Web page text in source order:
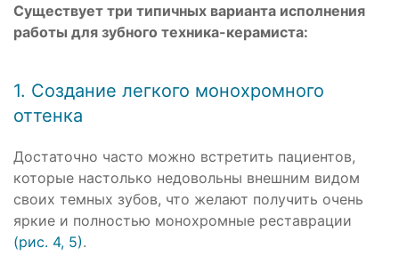
Существует три типичных варианта исполнения
работы для зубного техника-керамиста:
1. Создание легкого монохромного
оттенка
Достаточно часто можно встретить пациентов,
которые настолько недовольны внешним видом
своих темных зубов, что желают получить очень
яркие и полностью монохромные реставрации
(рис. 4, 5).